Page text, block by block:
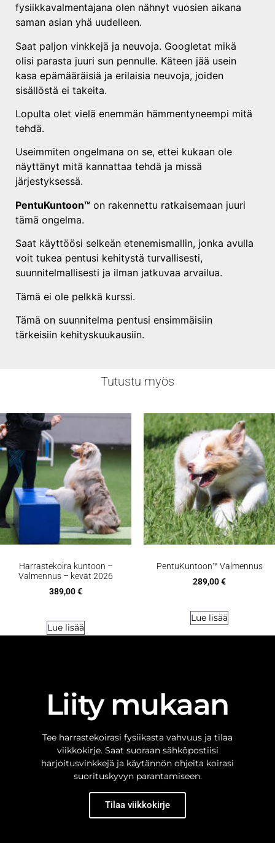
fysiikkavalmentajana olen nähnyt vuosien aikana
saman asian yhä uudelleen.
Saat paljon vinkkejä ja neuvoja. Googletat mikä
olisi parasta juuri sun pennulle. Käteen jää usein
kasa epämääräisiä ja erilaisia neuvoja, joiden
sisällöstä ei takeita.
Lopulta olet vielä enemmän hämmentyneempi mitä
tehdä.
Useimmiten ongelmana on se, ettei kukaan ole
näyttänyt mitä kannattaa tehdä ja missä
järjestyksessä.
PentuKuntoon™ on rakennettu ratkaisemaan juuri
tämä ongelma.
Saat käyttöösi selkeän etenemismallin, jonka avulla
voit tukea pentusi kehitystä turvallisesti,
suunnitelmallisesti ja ilman jatkuvaa arvailua.
Tämä ei ole pelkkä kurssi.
Tämä on suunnitelma pentusi ensimmäisiin
tärkeisiin kehityskuukausiin.
Tutustu myös
Harrastekoira kuntoon –
Valmennus – kevät 2026
389,00€
Lue lisää
PentuKuntoon™ Valmennus
289,00€
Lue lisää
Liity mukaan
Tee harrastekoirasi fysiikasta vahvuus ja tilaa
viikkokirje. Saat suoraan sähköpostiisi
harjoitusvinkkejä ja käytännön ohjeita koirasi
suorituskyvyn parantamiseen.
Tilaa viikkokirje